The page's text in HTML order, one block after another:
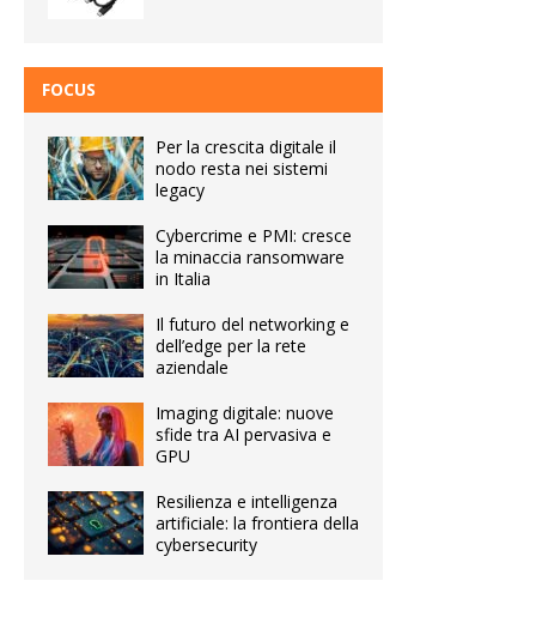
FOCUS
Per la crescita digitale il
nodo resta nei sistemi
legacy
Cybercrime e PMI: cresce
la minaccia ransomware
in Italia
Il futuro del networking e
dell’edge per la rete
aziendale
Imaging digitale: nuove
sfide tra AI pervasiva e
GPU
Resilienza e intelligenza
artificiale: la frontiera della
cybersecurity